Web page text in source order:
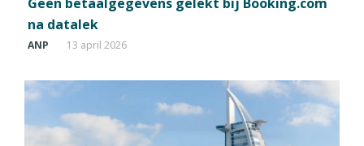
na datalek
ANP 13 april 2026